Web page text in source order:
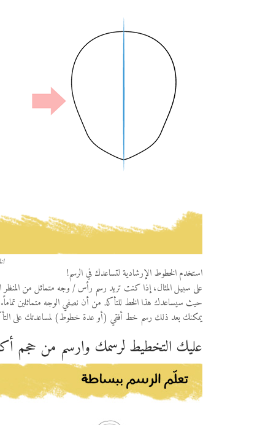
استخدم الخطوط الإرشادية لتساعدك في الرسم!
على سبيل المثال، إذا كنت تريد رسم رأس / وجه متماثل من
حيث سيساعدك هذا الخط للتأكد من أن نصفي الوجه متماثلين تماماً.
يمكنك بعد ذلك رسم خط أفقي (أو عدة خطوط) لمساعدتك على
عليك التخطيط لرسمك وارسم من حجم